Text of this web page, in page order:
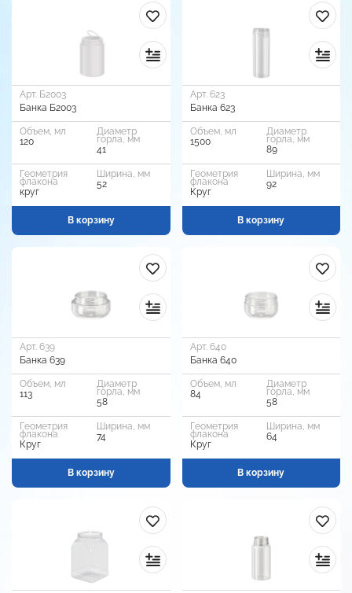
Арт. Б2003
Банка Б2003
Объем, мл
120
Диаметр
горла, мм
41
Геометрия
флакона
круг
Ширина, мм
52
В корзину
Арт. 623
Банка 623
Объем, мл
1500
Диаметр
горла, мм
89
Геометрия
флакона
Круг
Ширина, мм
92
В корзину
Арт. 639
Банка 639
Объем, мл
113
Диаметр
горла, мм
58
Геометрия
флакона
Круг
Ширина, мм
74
В корзину
Арт. 640
Банка 640
Объем, мл
84
Диаметр
горла, мм
58
Геометрия
флакона
Круг
Ширина, мм
64
В корзину